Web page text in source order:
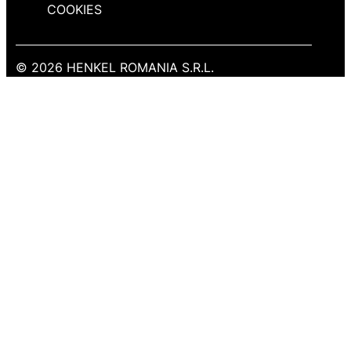
COOKIES
© 2026 HENKEL ROMANIA S.R.L.